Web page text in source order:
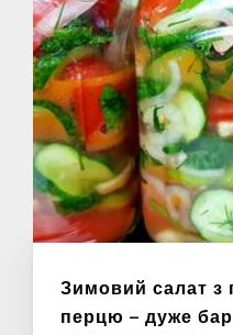
Зимовий салат з
перцю – дуже